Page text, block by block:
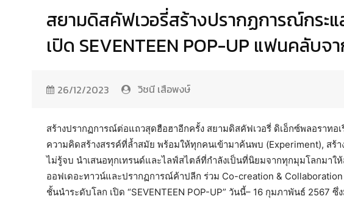
สยามดิสคัฟเวอรี่สร้างปรากฏการณ์กระ
เปิด SEVENTEEN POP-UP แฟนคลับจ
26/12/2023 วิชนี เสือพงษ์
สร้างปรากฏการณ์ต่อแถวสุดฮือฮาอีกครั้ง สยามดิสคัฟเวอรี่ ดิเอ็กซ์พลอราท
ความคิดสร้างสรรค์ที่ล้ำสมัย พร้อมให้ทุกคนเข้ามาค้นพบ (Experiment), สร้
ไม่รู้จบ นำเสนอทุกเทรนด์และไลฟ์สไตล์ที่กำลังเป็นที่นิยมจากทุกมุมโลกมาใ
ออฟเดอะทาวน์และปรากฏการณ์ค้าปลีก ร่วม Co-creation &
ชั้นนำระดับโลก เปิด “SEVENTEEN POP-UP” วันนี้– 16 กุมภาพันธ์ 2567